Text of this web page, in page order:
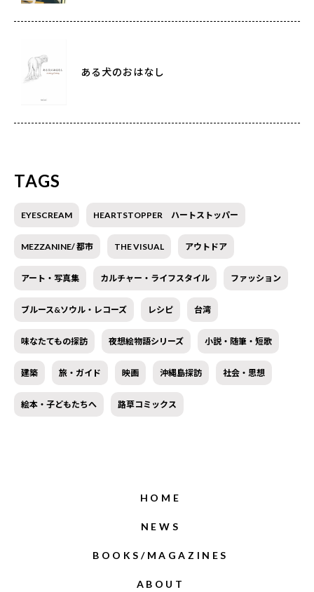
ある犬のおはなし
TAGS
EYESCREAM HEARTSTOPPER ハートストッパー
MEZZANINE/ 都市 THE VISUAL アウトドア
アート・写真集 カルチャー・ライフスタイル ファッション
ブルース&ソウル・レコーズ レシピ 台湾
味なたてもの探訪 夜想絵物語シリーズ 小説・随筆・短歌
建築 旅・ガイド 映画 沖縄島探訪 社会・思想
絵本・子どもたちへ 路草コミックス
HOME
NEWS
BOOKS/MAGAZINES
ABOUT